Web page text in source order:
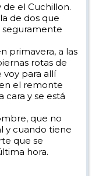
el Cuchillon.
de dos que
seguramente
primavera, a las
rotas de
voy para allí
el remonte
cara y se está
que no
y cuando tiene
que se
hora.